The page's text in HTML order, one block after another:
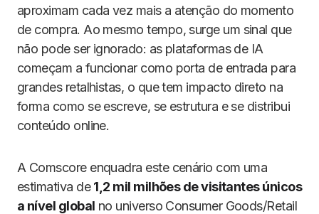
aproximam cada vez mais a atenção do momento
de compra. Ao mesmo tempo, surge um sinal que
não pode ser ignorado: as plataformas de IA
começam a funcionar como porta de entrada para
grandes retalhistas, o que tem impacto direto na
forma como se escreve, se estrutura e se distribui
conteúdo online.
A Comscore enquadra este cenário com uma
estimativa de1,2 mil milhões de visitantes únicos
a nível global no universo Consumer Goods/Retail